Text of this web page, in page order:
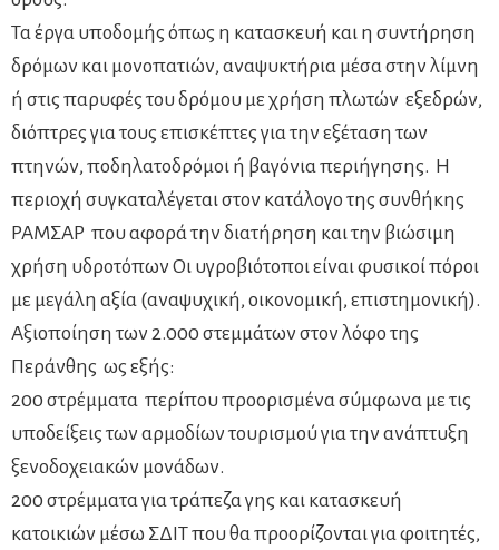
Τα έργα υποδομής όπως η κατασκευή και η συντήρηση
δρόμων και μονοπατιών, αναψυκτήρια μέσα στην λίμνη
ή στις παρυφές του δρόμου με χρήση πλωτών εξεδρών,
διόπτρες για τους επισκέπτες για την εξέταση των
πτηνών, ποδηλατοδρόμοι ή βαγόνια περιήγησης. Η
περιοχή συγκαταλέγεται στον κατάλογο της συνθήκης
ΡΑΜΣΑΡ που αφορά την διατήρηση και την βιώσιμη
χρήση υδροτόπων Οι υγροβιότοποι είναι φυσικοί πόροι
με μεγάλη αξία (αναψυχική, οικονομική, επιστημονική).
Αξιοποίηση των 2.000 στεμμάτων στον λόφο της
Περάνθης ως εξής:
200 στρέμματα περίπου προορισμένα σύμφωνα με τις
υποδείξεις των αρμοδίων τουρισμού για την ανάπτυξη
ξενοδοχειακών μονάδων.
200 στρέμματα για τράπεζα γης και κατασκευή
κατοικιών μέσω ΣΔΙΤ που θα προορίζονται για φοιτητές,